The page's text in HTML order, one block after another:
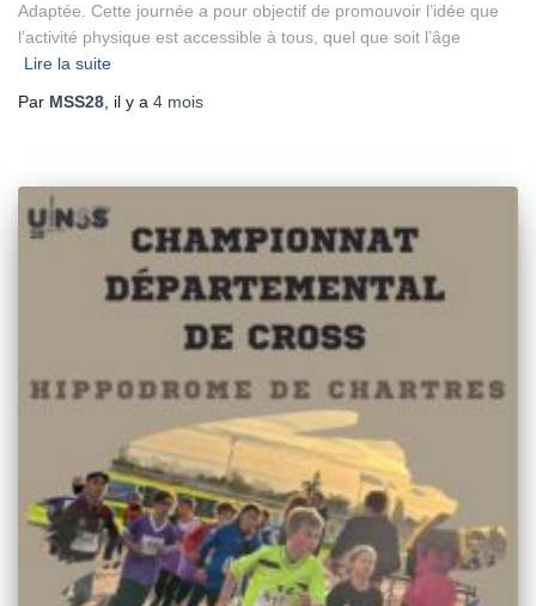
Adaptée. Cette journée a pour objectif de promouvoir l’idée que
l’activité physique est accessible à tous, quel que soit l’âge
Lire la suite
Par MSS28, il y a 4 mois